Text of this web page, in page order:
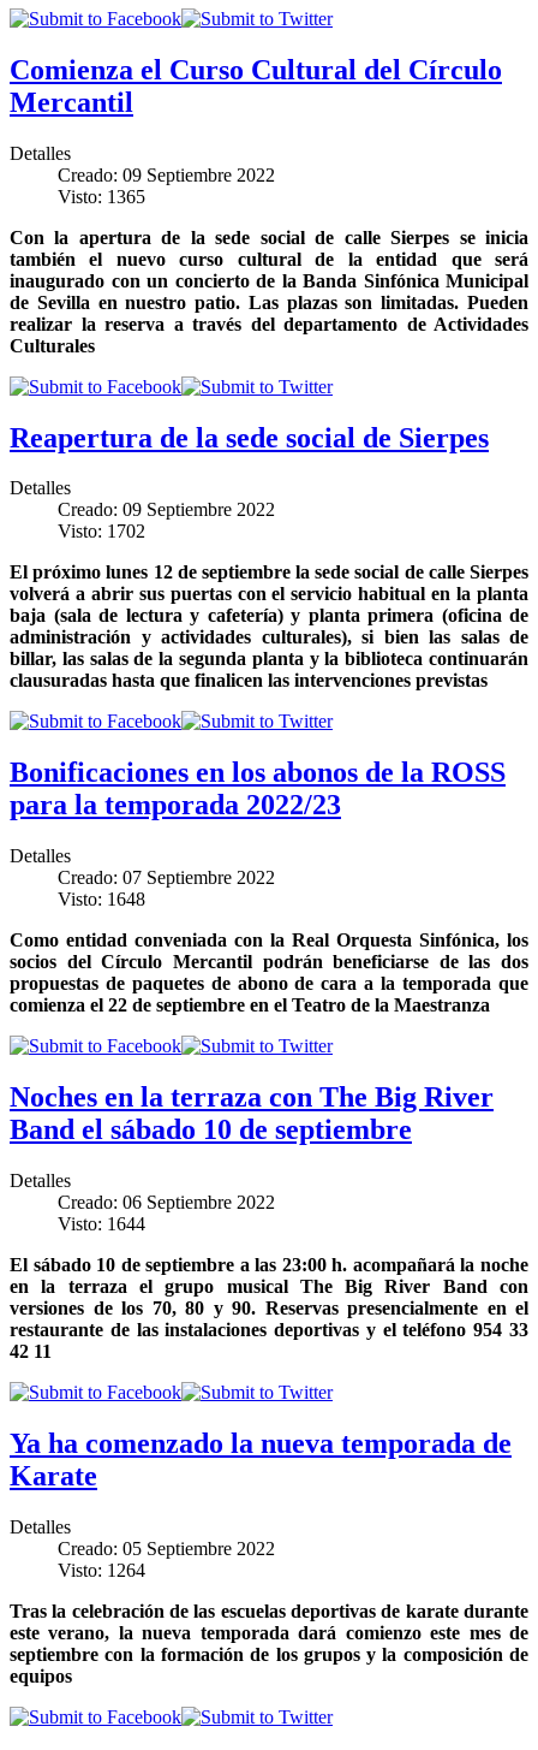
Comienza el Curso Cultural del Círculo
Mercantil
Detalles
Creado: 09 Septiembre 2022
Visto: 1365
Con la apertura de la sede social de calle Sierpes se inicia
también el nuevo curso cultural de la entidad que será
inaugurado con un concierto de la Banda Sinfónica Municipal
de Sevilla en nuestro patio. Las plazas son limitadas. Pueden
realizar la reserva a través del departamento de Actividades
Culturales
Reapertura de la sede social de Sierpes
Detalles
Creado: 09 Septiembre 2022
Visto: 1702
El próximo lunes 12 de septiembre la sede social de calle Sierpes
volverá a abrir sus puertas con el servicio habitual en la planta
baja (sala de lectura y cafetería) y planta primera (oficina de
administración y actividades culturales), si bien las salas de
billar, las salas de la segunda planta y la biblioteca continuarán
clausuradas hasta que finalicen las intervenciones previstas
Bonificaciones en los abonos de la ROSS
para la temporada 2022/23
Detalles
Creado: 07 Septiembre 2022
Visto: 1648
Como entidad conveniada con la Real Orquesta Sinfónica, los
socios del Círculo Mercantil podrán beneficiarse de las dos
propuestas de paquetes de abono de cara a la temporada que
comienza el 22 de septiembre en el Teatro de la Maestranza
Noches en la terraza con The Big River
Band el sábado 10 de septiembre
Detalles
Creado: 06 Septiembre 2022
Visto: 1644
El sábado 10 de septiembre a las 23:00 h. acompañará la noche
en la terraza el grupo musical The Big River Band con
versiones de los 70, 80 y 90. Reservas presencialmente en el
restaurante de las instalaciones deportivas y el teléfono 954 33
42 11
Ya ha comenzado la nueva temporada de
Karate
Detalles
Creado: 05 Septiembre 2022
Visto: 1264
Tras la celebración de las escuelas deportivas de karate durante
este verano, la nueva temporada dará comienzo este mes de
septiembre con la formación de los grupos y la composición de
equipos